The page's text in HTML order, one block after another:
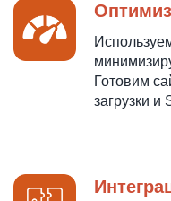
Готовим
загрузки и